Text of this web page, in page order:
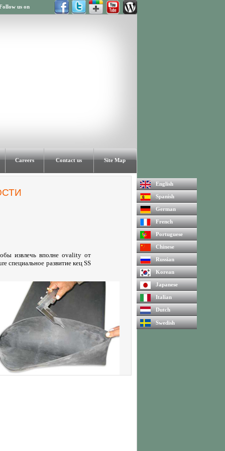
Careers Contact us Site Map
English
Spanish
German
French
Portuguese
Chinese
Russian
Korean
Japanese
Italian
Dutch
Swedish
us on
извлечь вполне ovality от
специальное развитие кец SS